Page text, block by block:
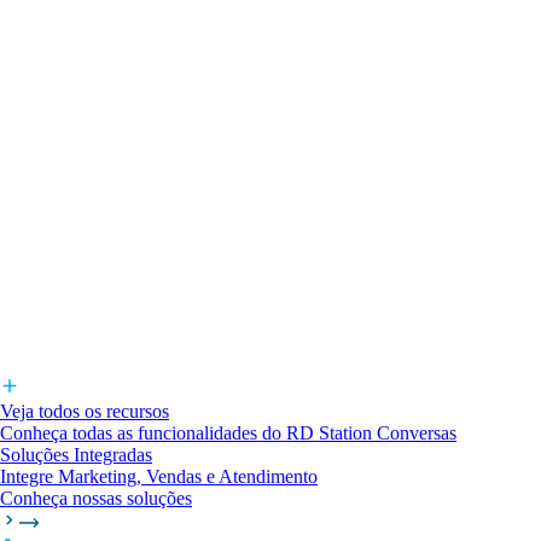
Veja todos os recursos
Conheça todas as funcionalidades do RD Station Conversas
Soluções Integradas
Integre Marketing, Vendas e Atendimento
Conheça nossas soluções